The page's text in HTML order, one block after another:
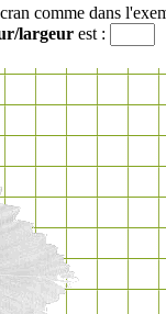
comme dans
largeurest :